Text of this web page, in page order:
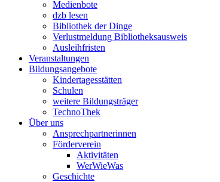
Medienbote
dzb lesen
Bibliothek der Dinge
Verlustmeldung Bibliotheksausweis
Ausleihfristen
Veranstaltungen
Bildungsangebote
Kindertagesstätten
Schulen
weitere Bildungsträger
TechnoThek
Über uns
Ansprechpartnerinnen
Förderverein
Aktivitäten
WerWieWas
Geschichte